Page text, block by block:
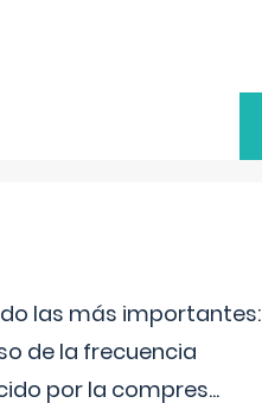
las más importantes:
de la frecuencia
por la compres...